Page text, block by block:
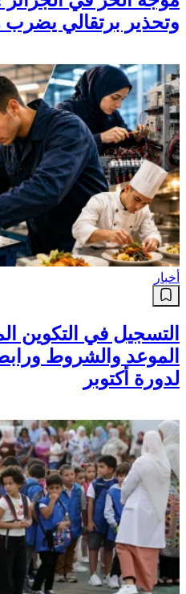
وتحذير برتقالي يضرب
أخبار
الموعد والشروط
لدورة أكتوبر